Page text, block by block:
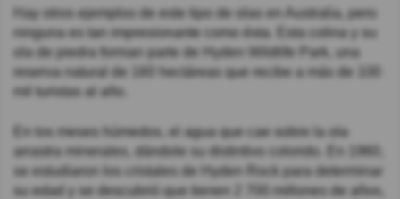
Hay otros ejemplos de este tipo de olas en Australia, pero
ninguna es tan impresionante como ésta. Esta colina y su
ola de piedra forman parte de Hyden Wildlife Park, una
reserva natural de 160 hectáreas que recibe a más de 100
mil turistas al año.
En los meses húmedos, el agua que cae sobre la ola
arrastra minerales, dándole su distintivo colorido. En 1960,
se estudiaron los cristales de Hyden Rock para determinar
su edad y se descubrió que tienen 2 700 millones de años,